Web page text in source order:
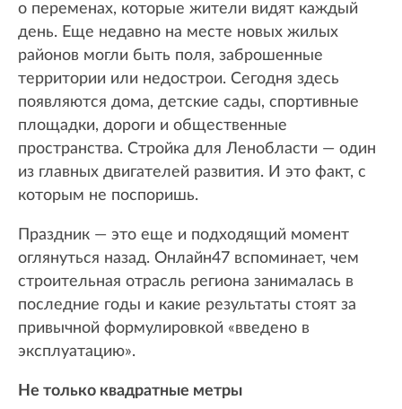
о переменах, которые жители видят каждый
день. Еще недавно на месте новых жилых
районов могли быть поля, заброшенные
территории или недострои. Сегодня здесь
появляются дома, детские сады, спортивные
площадки, дороги и общественные
пространства. Стройка для Ленобласти — один
из главных двигателей развития. И это факт, с
которым не поспоришь.
Праздник — это еще и подходящий момент
оглянуться назад. Онлайн47 вспоминает, чем
строительная отрасль региона занималась в
последние годы и какие результаты стоят за
привычной формулировкой «введено в
эксплуатацию».
Не только квадратные метры